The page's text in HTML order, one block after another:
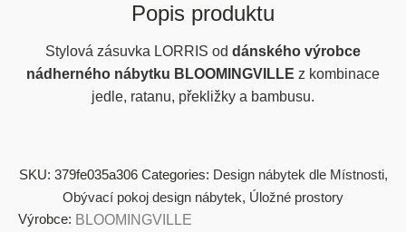
Popis produktu
Stylová zásuvka LORRIS od dánského výrobce
nádherného nábytku BLOOMINGVILLE z kombinace
jedle, ratanu, překližky a bambusu.
SKU: 379fe035a306 Categories: Design nábytek dle Místnosti,
Obývací pokoj design nábytek, Úložné prostory
Výrobce: BLOOMINGVILLE